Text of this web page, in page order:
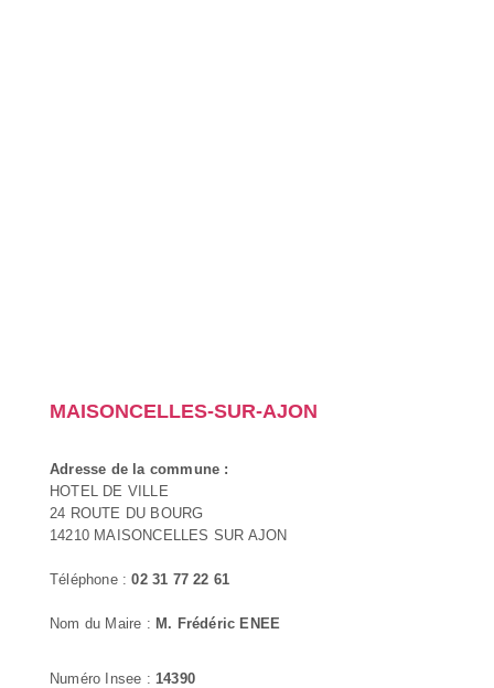
MAISONCELLES-SUR-AJON
Adresse de la commune :
HOTEL DE VILLE
24 ROUTE DU BOURG
14210 MAISONCELLES SUR AJON
Téléphone :02 31 77 22 61
Nom du Maire : M. Frédéric ENEE
Numéro Insee : 14390